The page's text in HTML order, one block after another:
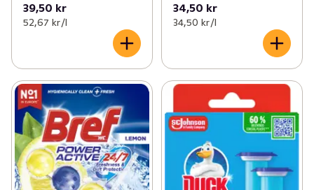
39,50 kr
52,67 kr /l
34,50 kr
34,50 kr /l